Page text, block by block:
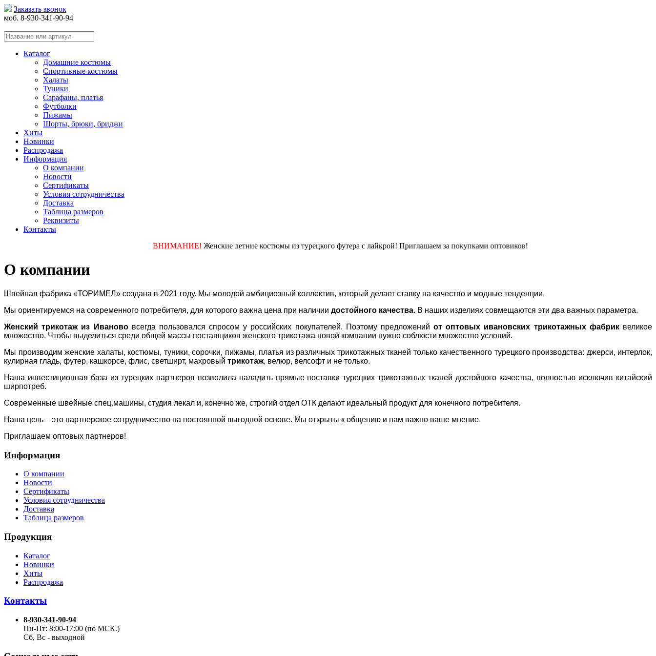
Заказать звонок
моб. 8-930-341-90-94
Каталог
Домашние костюмы
Спортивные костюмы
Халаты
Туники
Сарафаны, платья
Футболки
Пижамы
Шорты, брюки, бриджи
Хиты
Новинки
Распродажа
Информация
О компании
Новости
Сертификаты
Условия сотрудничества
Доставка
Таблица размеров
Реквизиты
Контакты
ВНИМАНИЕ!Женские летние костюмы из турецкого футера с лайкрой! Приглашаем за покупками оптовиков!
О компании
Швейная фабрика «ТОРИМЕЛ» создана в 2021 году. Мы молодой амбициозный коллектив, который делает ставку на качество и модные тенденции.
Мы ориентируемся на современного потребителя, для которого важна цена при наличии достойного качества. В наших изделиях совмещаются эти два важных параметра.
Женский трикотаж из Иванововсегда пользовался спросом у российских покупателей. Поэтому предложенийот оптовых ивановских трикотажных фабриквеликое
множество. Чтобы выделиться среди общей массы поставщиков женского трикотажа новой компании нужно соблюсти множество условий.
Мы производим женские халаты, костюмы, туники, сорочки, пижамы, платья из различных трикотажных тканей только качественного турецкого производства: джерси, интерлок,
кулирная гладь, футер, кашкорсе, флис, светширт, махровый трикотаж, велюр, велсофт и не только.
Наша инвестиционная база из турецких партнеров позволила наладить прямые поставки турецких трикотажных тканей достойного качества, полностью исключив китайский
ширпотреб.
Современные швейные спец.машины, студия лекал и, конечно же, строгий отдел ОТК делают идеальный продукт для конечного потребителя.
Наша цель – это партнерское сотрудничество на постоянной выгодной основе. Мы открыты к общению и нам важно ваше мнение.
Приглашаем оптовых партнеров!
Информация
О компании
Новости
Сертификаты
Условия сотрудничества
Доставка
Таблица размеров
Продукция
Каталог
Новинки
Хиты
Распродажа
Контакты
8-930-341-90-94
Пн-Пт: 8:00-17:00 (по МСК.)
Сб, Вс - выходной